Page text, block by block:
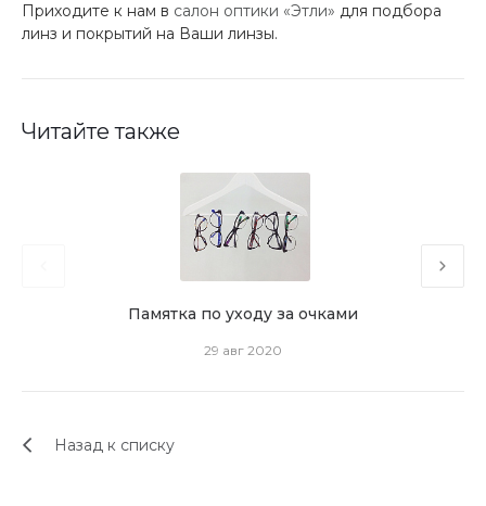
Приходите к нам в салон оптики «Этли» для подбора
линз и покрытий на Ваши линзы.
Читайте также
Памятка по уходу за очками
29 авг 2020
Назад к списку